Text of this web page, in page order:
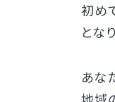
初め
とな
あな